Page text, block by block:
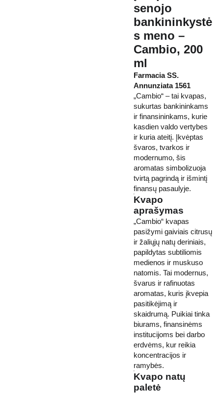
senojo
bankininkystė
s meno –
Cambio, 200
ml
Farmacia SS.
Annunziata 1561
„Cambio“ – tai kvapas,
sukurtas bankininkams
ir finansininkams, kurie
kasdien valdo vertybes
ir kuria ateitį. Įkvėptas
švaros, tvarkos ir
modernumo, šis
aromatas simbolizuoja
tvirtą pagrindą ir išmintį
finansų pasaulyje.
Kvapo
aprašymas
„Cambio“ kvapas
pasižymi gaiviais citrusų
ir žaliųjų natų deriniais,
papildytas subtiliomis
medienos ir muskuso
natomis. Tai modernus,
švarus ir rafinuotas
aromatas, kuris įkvepia
pasitikėjimą ir
skaidrumą. Puikiai tinka
biurams, finansinėms
institucijoms bei darbo
erdvėms, kur reikia
koncentracijos ir
ramybės.
Kvapo natų
paletė